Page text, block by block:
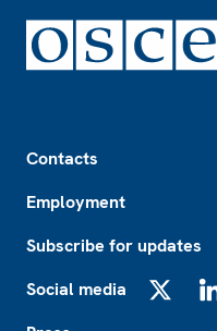
Contacts
Employment
Subscribe for updates
Social media